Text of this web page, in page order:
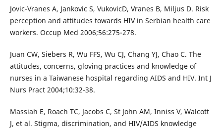
Jovic-Vranes A, Jankovic S, VukovicD, Vranes B, Miljus D. Risk
perception and attitudes towards HIV in Serbian health care
workers. Occup Med 2006;56:275-278.
Juan CW, Siebers R, Wu FFS, Wu CJ, Chang YJ, Chao C. The
attitudes, concerns, gloving practices and knowledge of
nurses in a Taiwanese hospital regarding AIDS and HIV. Int J
Nurs Pract 2004;10:32-38.
Massiah E, Roach TC, Jacobs C, St John AM, Inniss V, Walcott
J, et al. Stigma, discrimination, and HIV/AIDS knowledge